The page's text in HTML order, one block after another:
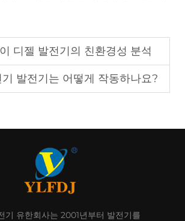
디젤 발전기의 친환경성 분석
발전기는 어떻게 작동하나요?
기 유한회사는 2001년부터 발전기를